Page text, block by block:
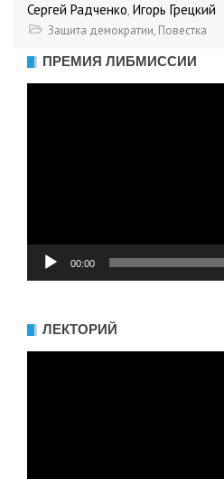
Сергей Радченко, Игорь Грецкий
Защита демократии, Повестка
ПРЕМИЯ ЛИБМИССИИ
00:00
ЛЕКТОРИЙ